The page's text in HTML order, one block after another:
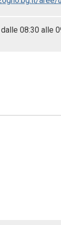
08:30 alle